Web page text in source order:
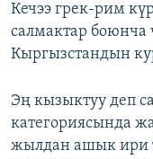
Кечээ грек-рим
салмактар
Кыргызстандын
Эң кызыктуу деп
категориясында
жылдан ашык ири